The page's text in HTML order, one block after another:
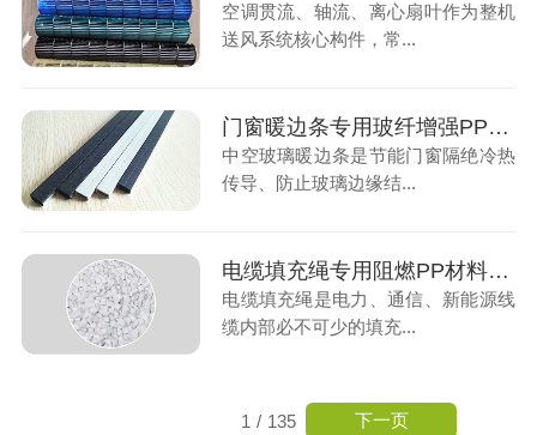
空调贯流、轴流、离心扇叶作为整机
送风系统核心构件，常...
门窗暖边条专用玻纤增强PP材料，节能门窗关键材料
中空玻璃暖边条是节能门窗隔绝冷热
传导、防止玻璃边缘结...
电缆填充绳专用阻燃PP材料，线缆安全填充专用材料
电缆填充绳是电力、通信、新能源线
缆内部必不可少的填充...
1 / 135 下一页